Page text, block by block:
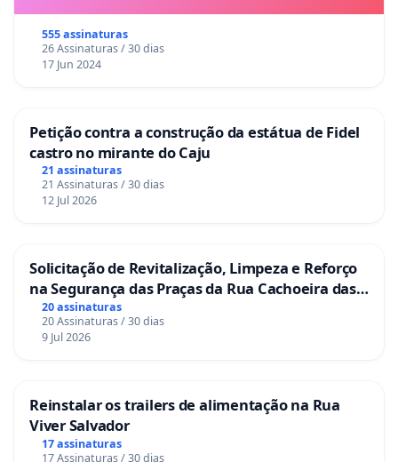
555 assinaturas
26 Assinaturas / 30 dias
17 Jun 2024
Petição contra a construção da estátua de Fidel
castro no mirante do Caju
21 assinaturas
21 Assinaturas / 30 dias
12 Jul 2026
Solicitação de Revitalização, Limpeza e Reforço
na Segurança das Praças da Rua Cachoeira das
Sete Ilhas
20 assinaturas
20 Assinaturas / 30 dias
9 Jul 2026
Reinstalar os trailers de alimentação na Rua
Viver Salvador
17 assinaturas
17 Assinaturas / 30 dias